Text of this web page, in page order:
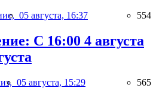
05 августа, 16:37 554
С 16:00 4 августа
05 августа, 15:29 565